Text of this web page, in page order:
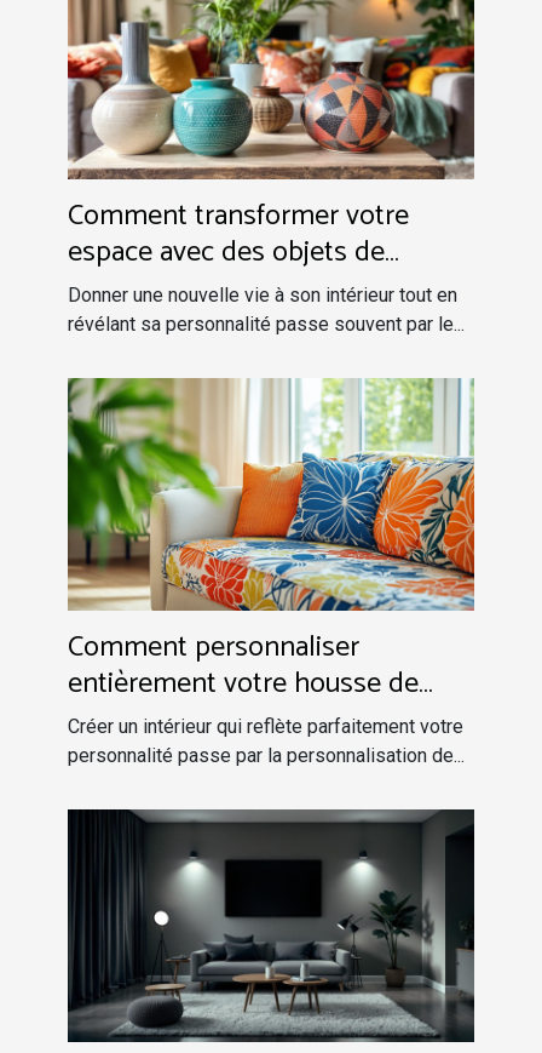
Comment transformer votre
espace avec des objets de
décoration uniques ?
Donner une nouvelle vie à son intérieur tout en
révélant sa personnalité passe souvent par le...
Comment personnaliser
entièrement votre housse de
canapé pour une déco unique ?
Créer un intérieur qui reflète parfaitement votre
personnalité passe par la personnalisation de...